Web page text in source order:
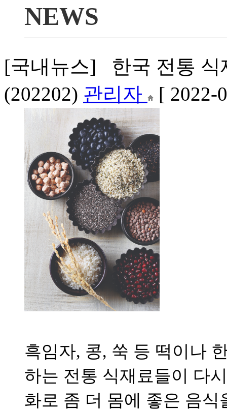
NEWS
[국내뉴스] 한국 전통 식
(202202) 관리자 [ 2022-
흑임자, 콩, 쑥 등 떡이나
하는 전통 식재료들이 다
화로 좀 더 몸에 좋은 음